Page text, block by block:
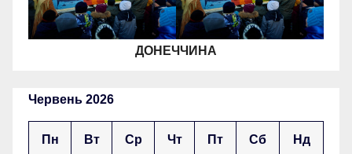
ДОНЕЧЧИНА
Червень 2026
Пн Вт Ср Чт Пт Сб Нд